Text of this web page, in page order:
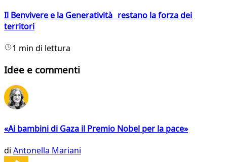
Il Benvivere e la Generatività restano la forza dei
territori
1 min di lettura
Idee e commenti
«Ai bambini di Gaza il Premio Nobel per la pace»
di Antonella Mariani